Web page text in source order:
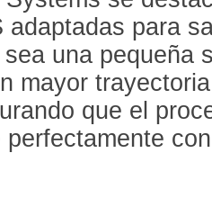
adaptadas para
una pequeña
mayor
que el